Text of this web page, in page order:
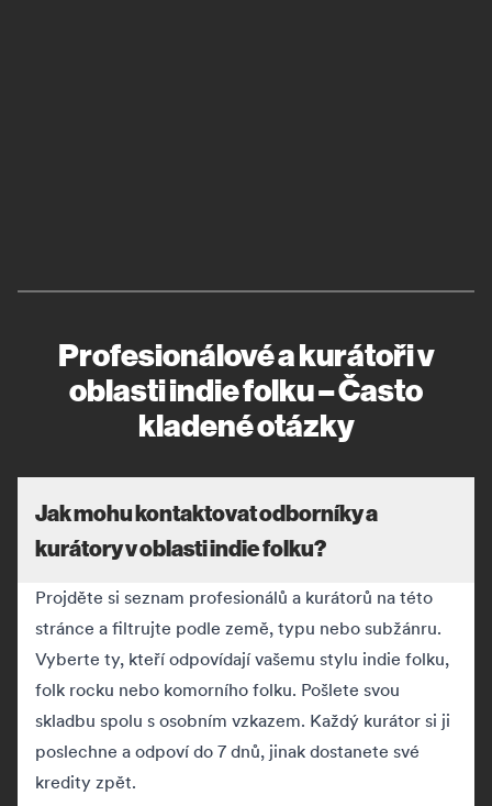
Profesionálové a kurátoři v
oblasti indie folku – Často
kladené otázky
Jak mohu kontaktovat odborníky a
kurátory v oblasti indie folku?
Projděte si seznam profesionálů a kurátorů na této
stránce a filtrujte podle země, typu nebo subžánru.
Vyberte ty, kteří odpovídají vašemu stylu indie folku,
folk rocku nebo komorního folku. Pošlete svou
skladbu spolu s osobním vzkazem. Každý kurátor si ji
poslechne a odpoví do 7 dnů, jinak dostanete své
kredity zpět.